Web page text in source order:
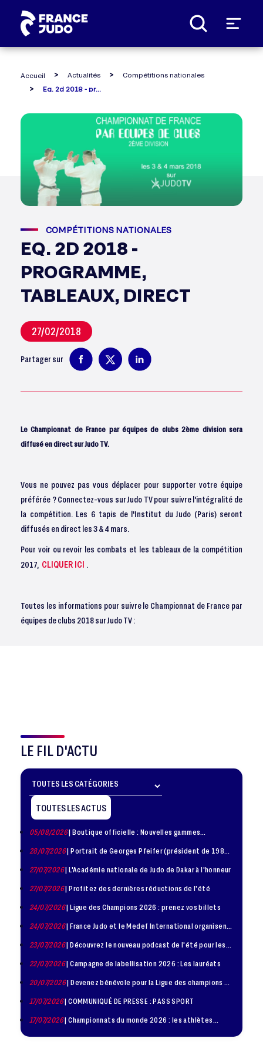
Accueil Actualités
Compétitions nationales
Eq. 2d 2018 - programme, tableaux, direct
COMPÉTITIONS NATIONALES
EQ. 2D 2018 -
PROGRAMME,
TABLEAUX, DIRECT
27/02/2018
Partager sur
Le Championnat de France par équipes de clubs 2ème divisionsera
diffusé en direct sur Judo TV.
Vous ne pouvez pas vous déplacer pour supporter votre équipe
préférée ? Connectez-vous sur Judo TV pour suivre l'intégralité de
la compétition. Les 6 tapis de l'Institut du Judo (Paris) seront
diffusés en direct les 3 & 4 mars.
Pour voir ou revoir les combats et les tableaux de la compétition
2017, CLIQUER ICI .
Toutes les informations pour suivre le Championnat de France par
équipes de clubs 2018 sur Judo TV :
LE FIL D'ACTU
TOUTES LES ACTUS
05/08/2026| Boutique officielle : Nouvelles gammes
28/07/2026| Portrait de Georges Pfeifer (président de 1981
27/07/2026| L'Académie nationale de Judo de Dakar à l'honneur
27/07/2026| Profitez des dernières réductions de l'été
24/07/2026| Ligue des Champions 2026 : prenez vos billets
24/07/2026| France Judo et le Medef International organisent
23/07/2026| Découvrez le nouveau podcast de l'été pour les
22/07/2026| Campagne de labellisation 2026 : Les lauréats
20/07/2026| Devenez bénévole pour la Ligue des champions de
17/07/2026| COMMUNIQUÉ DE PRESSE : PASS SPORT
17/07/2026| Championnats du monde 2026 : les athlètes